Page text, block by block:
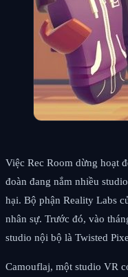
Việc Rec Room dừng hoạt
đoàn đang nắm nhiều
hại. Bộ phận Reality Labs
nhân sự. Trước đó, vào
studio nội bộ là Twisted
Camouflaj, một studio VR